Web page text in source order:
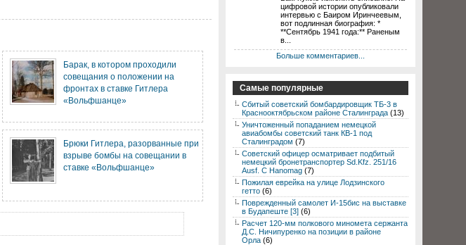
Барак, в котором проходили
совещания о положении на
фронтах в ставке Гитлера
«Вольфшанце»
Брюки Гитлера, разорванные при
взрыве бомбы на совещании в
ставке «Вольфшанце»
цифровой истории опубликовали
интервью с Баиром Иринчеевым,
вот подлинная биография: *
**Сентябрь 1941 года:** Раненым
в...
Больше комментариев...
Самые популярные
Сбитый советский бомбардировщик ТБ-3 в
Краснооктябрьском районе Сталинграда (13)
Уничтоженный попаданием немецкой
авиабомбы советский танк КВ-1 под
Сталинградом (7)
Советский офицер осматривает подбитый
немецкий бронетранспортер Sd.Kfz. 251/16
Ausf. C Hanomag (7)
Пожилая еврейка на улице Лодзинского
гетто (6)
Поврежденный самолет И-15бис на выставке
в Будапеште [3] (6)
Расчет 120-мм полкового миномета сержанта
Д.С. Ничипуренко на позиции в районе
Орла (6)